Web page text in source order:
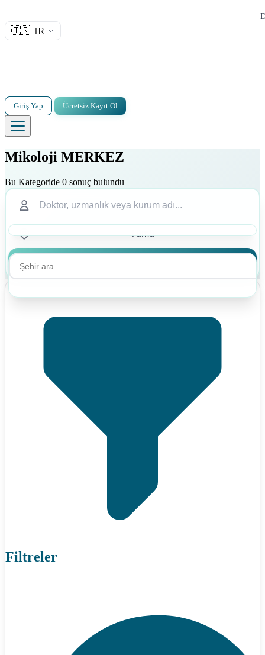
🇹🇷 TR
Giriş Yap Ücretsiz Kayıt Ol
Mikoloji MERKEZ
Bu Kategoride 0 sonuç bulundu
Filtreler